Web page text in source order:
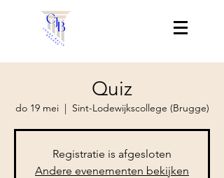
Quiz
do 19 mei
  |
Sint-Lodewijkscollege (Brugge)
Registratie is afgesloten
Andere evenementen bekijken